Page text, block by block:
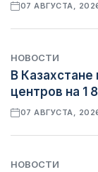
07 АВГУСТА,
НОВОСТИ
В
центров на 1
07 АВГУСТА,
НОВОСТИ